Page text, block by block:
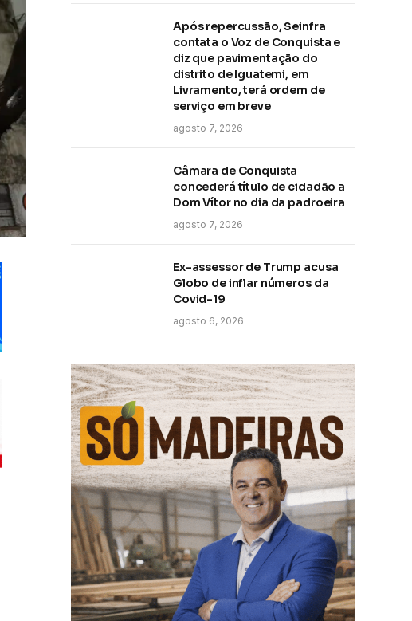
Após repercussão, Seinfra
contata o Voz de Conquista e
diz que pavimentação do
distrito de Iguatemi, em
Livramento, terá ordem de
serviço em breve
agosto 7, 2026
Câmara de Conquista
concederá título de cidadão a
Dom Vítor no dia da padroeira
agosto 7, 2026
Ex-assessor de Trump acusa
Globo de inflar números da
Covid-19
agosto 6, 2026